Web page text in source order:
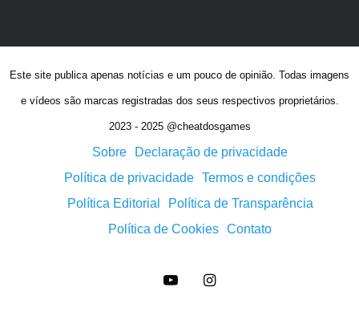
Este site publica apenas notícias e um pouco de opinião. Todas imagens
e vídeos são marcas registradas dos seus respectivos proprietários.
2023 - 2025 @cheatdosgames
Sobre
Declaração de privacidade
Política de privacidade Termos e condições
Política Editorial
Política de Transparência
Política de Cookies Contato
YouTubeInstagram